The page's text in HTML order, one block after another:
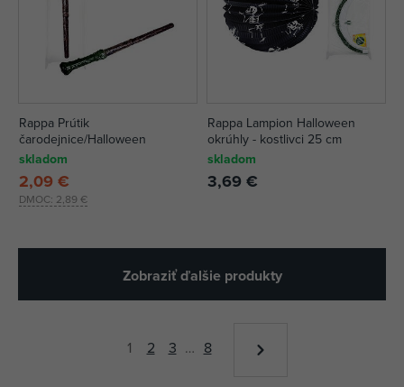
Rappa Prútik
čarodejnice/Halloween
skladom
DMOC: 2,89 €
2,09 €
Rappa Lampion Halloween
okrúhly - kostlivci 25 cm
skladom
3,69 €
Zobraziť ďalšie produkty
1 2 3 … 8